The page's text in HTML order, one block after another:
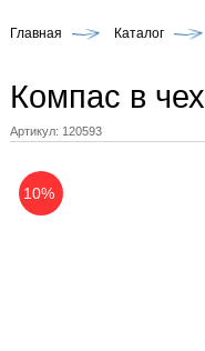
Главная Каталог
Компас в
Артикул: 120593
10%